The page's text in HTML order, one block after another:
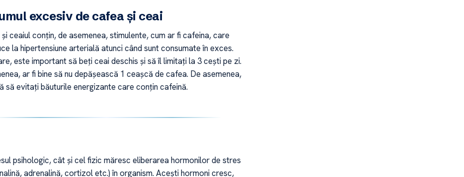
excesiv de cafea și ceai
ceaiul conțin, de asemenea, stimulente, cum ar fi cafeina, care
la hipertensiune arterială atunci când sunt consumate în exces.
este important să beți ceai deschis și să îl limitați la 3 cești pe zi.
ar fi bine să nu depășească 1 ceașcă de cafea. De asemenea,
să evitați băuturile energizante care conțin cafeină.
psihologic, cât și cel fizic măresc eliberarea hormonilor de stres
adrenalină, cortizol etc.) în organism. Acești hormoni cresc,